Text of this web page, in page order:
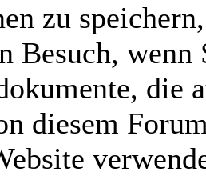
zu
Besuch,
die
diesem